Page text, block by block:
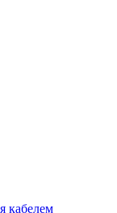
кабелем